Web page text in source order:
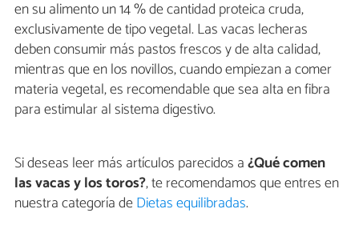
en su alimento un 14 % de cantidad proteica cruda,
exclusivamente de tipo vegetal. Las vacas lecheras
deben consumir más pastos frescos y de alta calidad,
mientras que en los novillos, cuando empiezan a comer
materia vegetal, es recomendable que sea alta en fibra
para estimular al sistema digestivo.
Si deseas leer más artículos parecidos a¿Qué comen
las vacas y los toros?, te recomendamos que entres en
nuestra categoría deDietas equilibradas.